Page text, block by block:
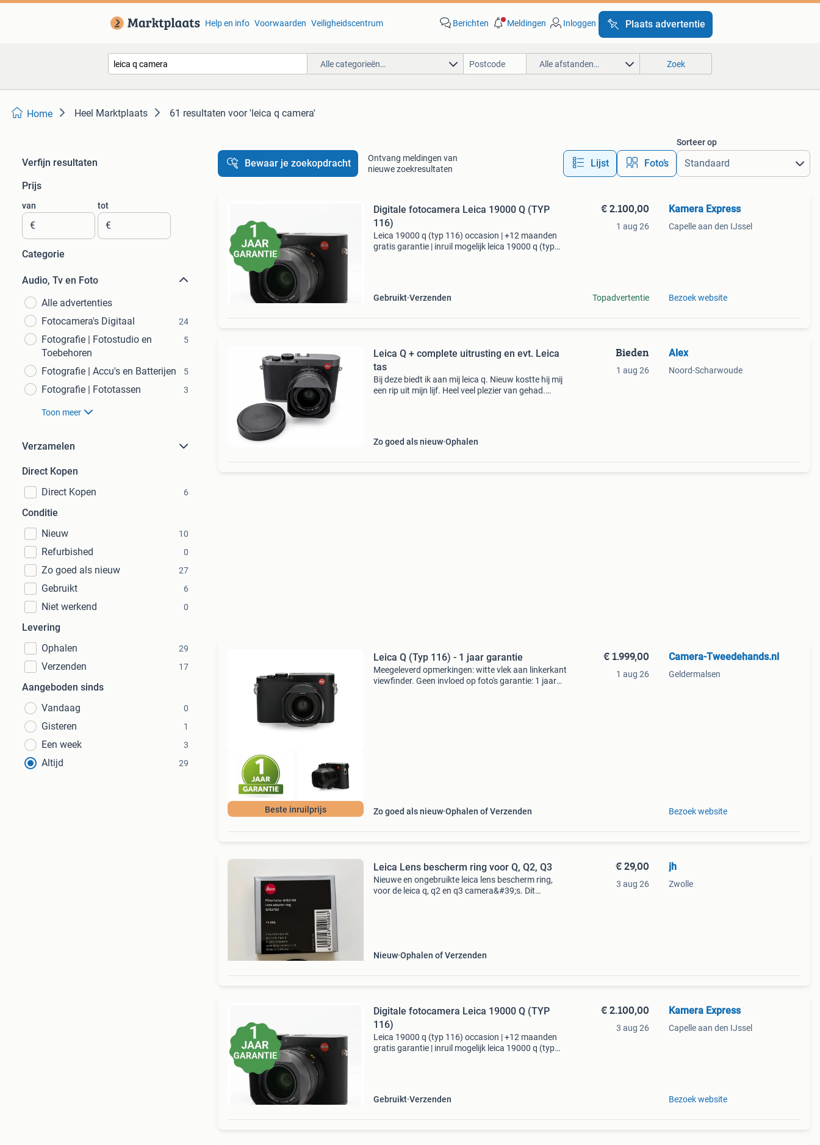
Help en info Voorwaarden Veiligheidscentrum Berichten Meldingen Inloggen Plaats advertentie
Alle categorieën… Alle afstanden… Zoek
Home Heel Marktplaats 61 resultaten voor 'leica q camera'
Verfijn resultaten
Prijs
van
€
tot
€
Categorie
Audio, Tv en Foto
Alle advertenties
Fotocamera's Digitaal
24
Fotografie | Fotostudio en
Toebehoren
5
Fotografie | Accu's en Batterijen 5
Fotografie | Fototassen 3
Toon meer
Verzamelen
Direct Kopen
Direct Kopen
6
Conditie
Nieuw
10
Refurbished 0
Zo goed als nieuw 27
Gebruikt 6
Niet werkend 0
Levering
Ophalen
29
Verzenden 17
Aangeboden sinds
Vandaag
0
Gisteren 1
Een week 3
Altijd 29
Bewaar je zoekopdracht
Ontvang meldingen van
nieuwe zoekresultaten
Lijst Foto’s
Sorteer op
Digitale fotocamera Leica 19000 Q (TYP
116)
Leica 19000 q (typ 116) occasion | +12 maanden
gratis garantie | inruil mogelijk leica 19000 q (typ
Gebruikt Verzenden
€ 2.100,00
1 aug 26
Topadvertentie
Kamera Express
Capelle aan den IJssel
Bezoek website
Leica Q + complete uitrusting en evt. Leica
tas
Bij deze biedt ik aan mij leica q. Nieuw kostte hij mij
een rip uit mijn lijf. Heel veel plezier van gehad.
Zo goed als nieuw Ophalen
Bieden
1 aug 26
Alex
Noord-Scharwoude
Beste inruilprijs
Leica Q (Typ 116) - 1 jaar garantie
Meegeleverd opmerkingen: witte vlek aan linkerkant
viewfinder. Geen invloed op foto's garantie: 1 jaar
Zo goed als nieuw Ophalen of Verzenden
€ 1.999,00
1 aug 26
Camera-Tweedehands.nl
Geldermalsen
Bezoek website
Leica Lens bescherm ring voor Q, Q2, Q3
Nieuwe en ongebruikte leica lens bescherm ring,
voor de leica q, q2 en q3 camera&#39;s. Dit
Nieuw Ophalen of Verzenden
€ 29,00
3 aug 26
jh
Zwolle
Digitale fotocamera Leica 19000 Q (TYP
116)
Leica 19000 q (typ 116) occasion | +12 maanden
gratis garantie | inruil mogelijk leica 19000 q (typ
Gebruikt Verzenden
€ 2.100,00
3 aug 26
Kamera Express
Capelle aan den IJssel
Bezoek website